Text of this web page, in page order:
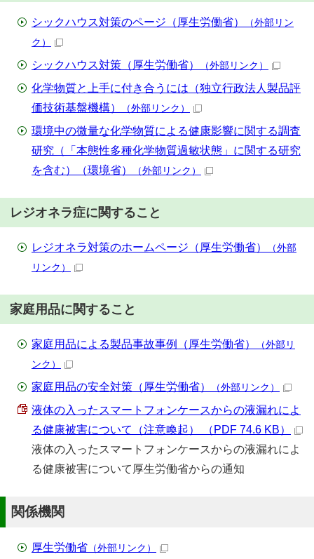
シックハウス対策のページ（厚生労働省）
（外部リン
ク）
シックハウス対策（厚生労働省） （外部リンク）
化学物質と上手に付き合うには（独立行政法人製品評
価技術基盤機構）
（外部リンク）
環境中の微量な化学物質による健康影響に関する調査
研究（「本態性多種化学物質過敏状態」に関する研究
を含む）（環境省）
（外部リンク）
レジオネラ症に関すること
レジオネラ対策のホームページ（厚生労働省）
（外部
リンク）
家庭用品に関すること
家庭用品による製品事故事例（厚生労働省）
（外部リ
ンク）
家庭用品の安全対策（厚生労働省） （外部リンク）
液体の入ったスマートフォンケースからの液漏れによ
る健康被害について（注意喚起） （PDF 74.6 KB）
液体の入ったスマートフォンケースからの液漏れによ
る健康被害について厚生労働省からの通知
関係機関
厚生労働省 （外部リンク）